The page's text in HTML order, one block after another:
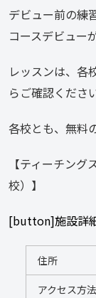
デビュー前の練
コースデビュー
レッスンは、各
らご確認くださ
各校とも、無料
【ティーチン
校）】
[button]施設詳
住所
アクセス方法